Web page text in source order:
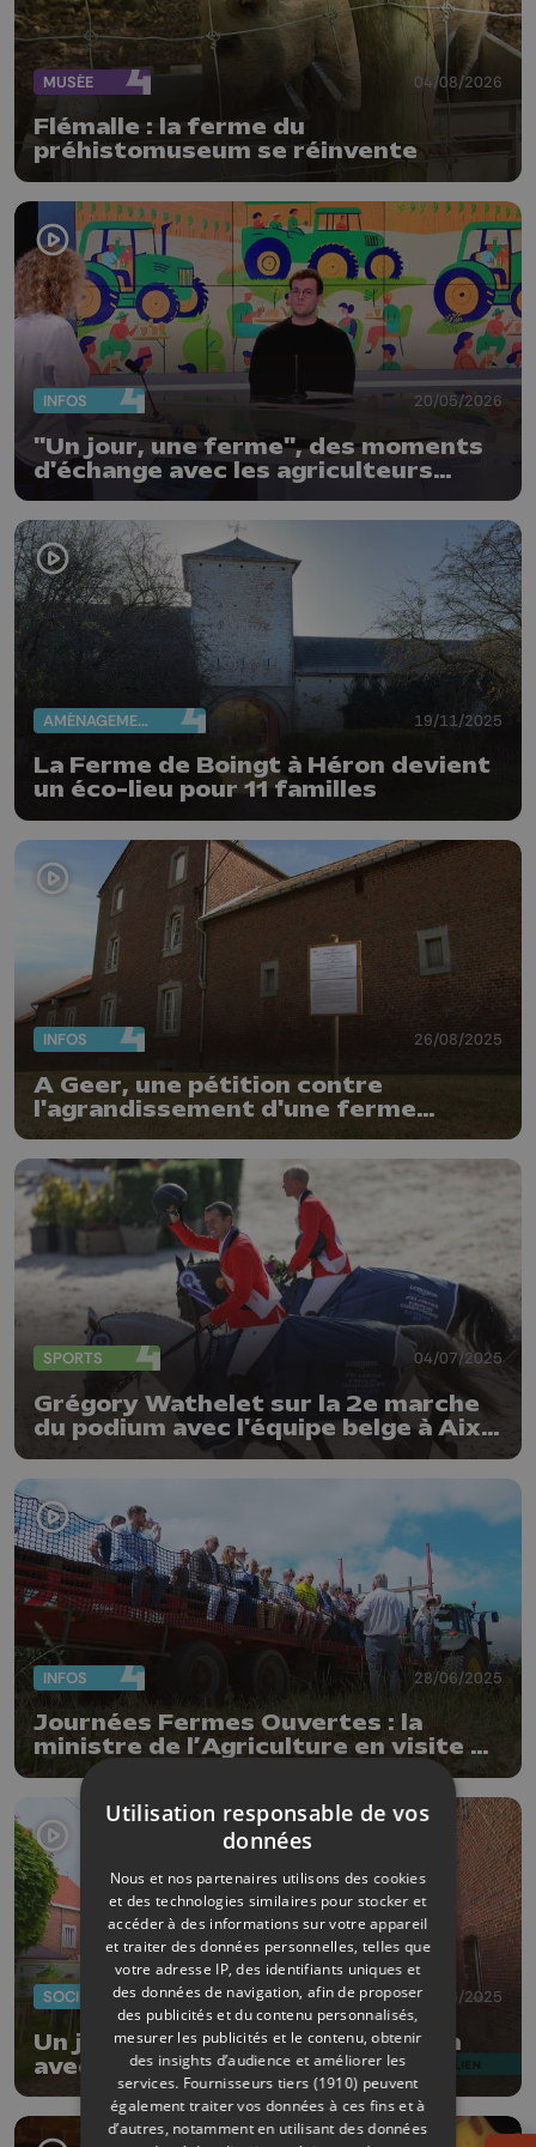
MUSÉE 04/08/2026
Flémalle : la ferme du
préhistomuseum se réinvente
INFOS 20/05/2026
"Un jour, une ferme", des moments
d'échange avec les agriculteurs
locaux
AMÉNAGEMENT DU TERRITOIRE 19/11/2025
La Ferme de Boingt à Héron devient
un éco-lieu pour 11 familles
INFOS 26/08/2025
A Geer, une pétition contre
l'agrandissement d'une ferme
avicole
SPORTS 04/07/2025
Grégory Wathelet sur la 2e marche
du podium avec l'équipe belge à Aix-
INFOS 28/06/2025
Journées Fermes Ouvertes : la
ministre de l’Agriculture en visite à
Rosoux
SOCIÉTÉ 07/06/2025
Un jour, une ferme : semer du lien
avec le monde agricole
Utilisation responsable de vos
données
Nous et nos partenaires utilisons des cookies
et des technologies similaires pour stocker et
accéder à des informations sur votre appareil
et traiter des données personnelles, telles que
votre adresse IP, des identifiants uniques et
des données de navigation, afin de proposer
des publicités et du contenu personnalisés,
mesurer les publicités et le contenu, obtenir
des insights d’audience et améliorer les
services. Fournisseurs tiers (1910) peuvent
également traiter vos données à ces fins et à
d’autres, notamment en utilisant des données